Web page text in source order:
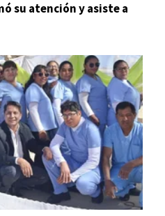
su atención y asiste a